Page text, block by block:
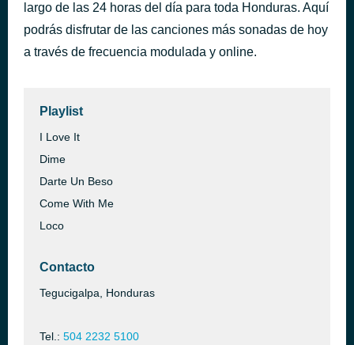
Rauw Alejandro hace 41 minutos
largo de las 24 horas del día para toda Honduras. Aquí
podrás disfrutar de las canciones más sonadas de hoy
a través de frecuencia modulada y online.
Playlist
I Love It
Dime
Darte Un Beso
Come With Me
Loco
Contacto
Tegucigalpa, Honduras
Tel.: 504 2232 5100